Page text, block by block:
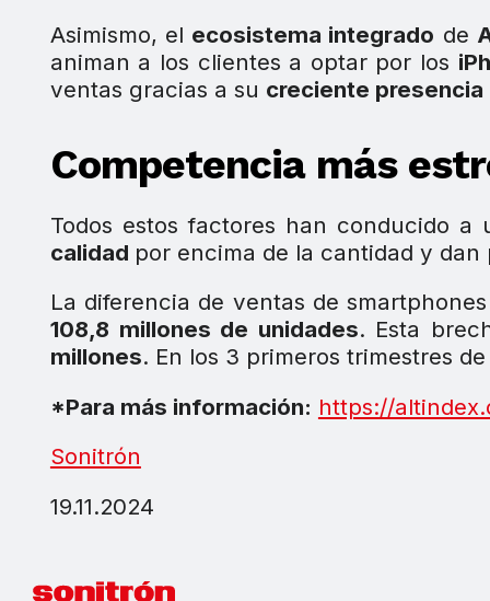
Asimismo, el ecosistema integrado de
animan a los clientes a optar por los
ventas gracias a su creciente presencia
Competencia más
Todos estos factores han conducido a
calidad por encima de la cantidad y
La diferencia de ventas de
108,8 millones de unidades. Esta
millones. En los 3 primeros trimestres
*Para más información: https://
Sonitrón
19.11.2024